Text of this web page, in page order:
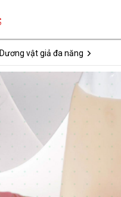
Dương vật giả đa năng